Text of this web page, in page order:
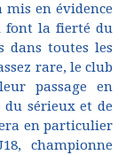
mis en évidence
font la fierté du
dans toutes les
rare, le club
passage en
du sérieux et de
en particulier
championne